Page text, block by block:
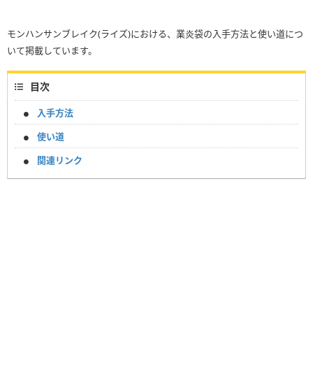
モンハンサンブレイク(ライズ)における、業炎袋の入手方法と使い道につ
いて掲載しています。
目次
入手方法
使い道
関連リンク